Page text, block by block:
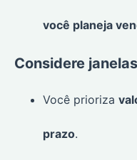
você planeja
Considere
Você prioriza
prazo.